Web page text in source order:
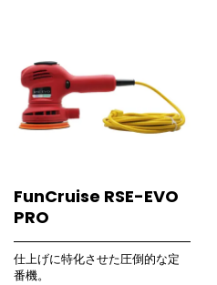
FunCruise RSE-EVO
PRO
仕上げに特化させた圧倒的な定
番機。